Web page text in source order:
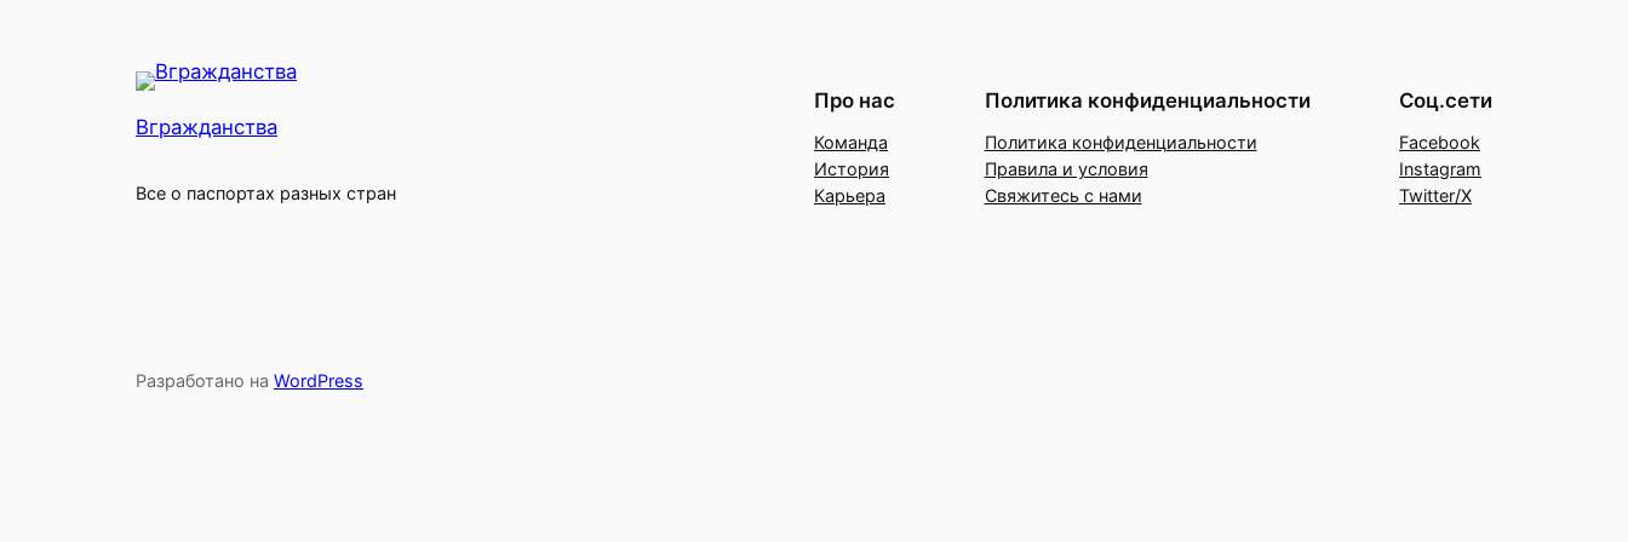
Вгражданства
Все о паспортах разных стран
Про нас
Команда
История
Карьера
Политика конфиденциальности
Политика конфиденциальности
Правила и условия
Свяжитесь с нами
Соц.сети
Facebook
Instagram
Twitter/X
Разработано на WordPress